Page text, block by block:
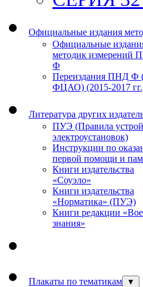
Официальные издания
Официальные
методик измерений
Ф
Переиздания ПНД Ф
ФЦАО) (2015-2017
Литература других
ПУЭ (Правила
электроустановок)
Инструкции по
первой помощи и
Книги издательства
«Соуэло»
Книги издательства
«Норматика» (ПУЭ)
Книги редакции
знания»
Плакаты по тематикам ▼